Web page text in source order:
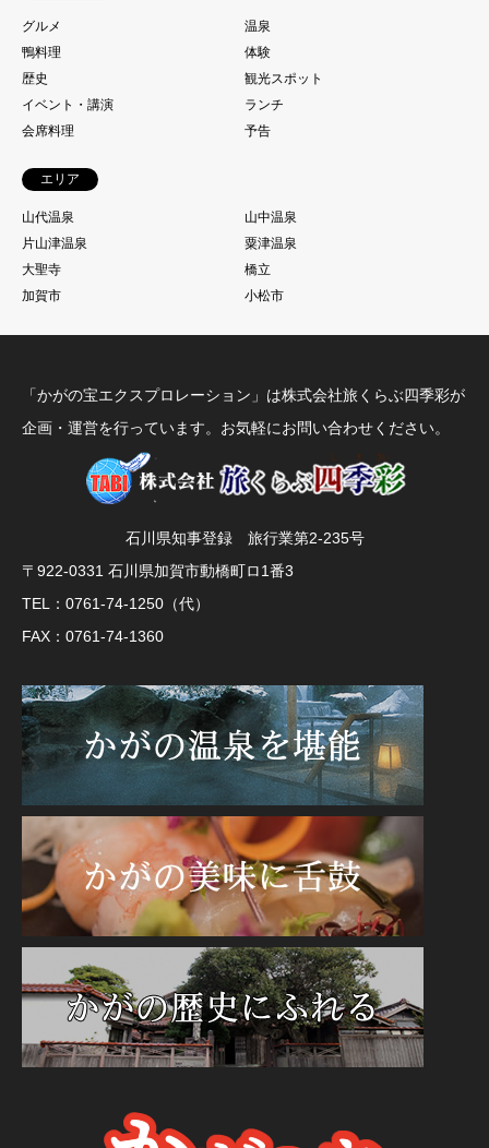
グルメ
温泉
鴨料理
体験
歴史
観光スポット
イベント・講演
ランチ
会席料理
予告
エリア
山代温泉
山中温泉
片山津温泉
粟津温泉
大聖寺
橋立
加賀市
小松市
「かがの宝エクスプロレーション」は株式会社旅くらぶ四季彩が
企画・運営を行っています。お気軽にお問い合わせください。
石川県知事登録 旅行業第2-235号
〒922-0331 石川県加賀市動橋町ロ1番3
TEL：0761-74-1250（代）
FAX：0761-74-1360